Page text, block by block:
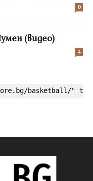
0
(видео)
4
basketball/"